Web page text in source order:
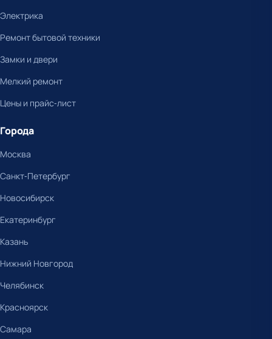
Электрика
Ремонт бытовой техники
Замки и двери
Мелкий ремонт
Цены и прайс-лист
Города
Москва
Санкт-Петербург
Новосибирск
Екатеринбург
Казань
Нижний Новгород
Челябинск
Красноярск
Самара